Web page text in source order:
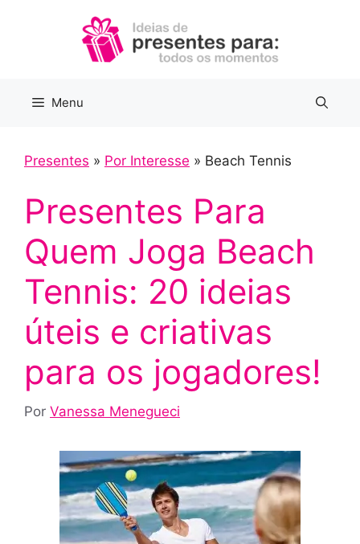
Menu
Presentes » Por Interesse » Beach Tennis
Presentes Para
Quem Joga Beach
Tennis: 20 ideias
úteis e criativas
para os jogadores!
Por Vanessa Menegueci